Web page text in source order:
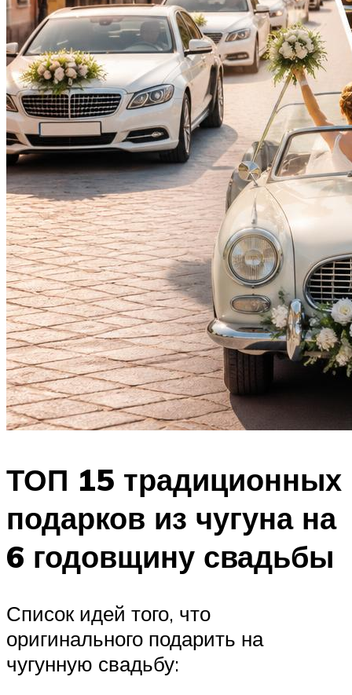
ТОП 15 традиционных
подарков из чугуна на
6 годовщину свадьбы
Список идей того, что
оригинального подарить на
чугунную свадьбу: